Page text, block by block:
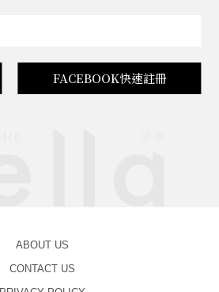
FACEBOOK快速註冊
ABOUT US
CONTACT US